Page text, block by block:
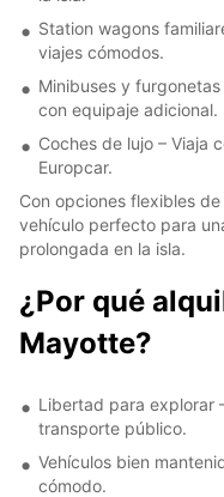
Station wagons
viajes cómodos.
Minibuses y
con equipaje adicional.
Coches de lujo – Viaja
Europcar.
Con opciones flexibles
vehículo perfecto para
prolongada en la isla.
¿Por qué
Mayotte?
Libertad para explorar
transporte público.
Vehículos bien
cómodo.